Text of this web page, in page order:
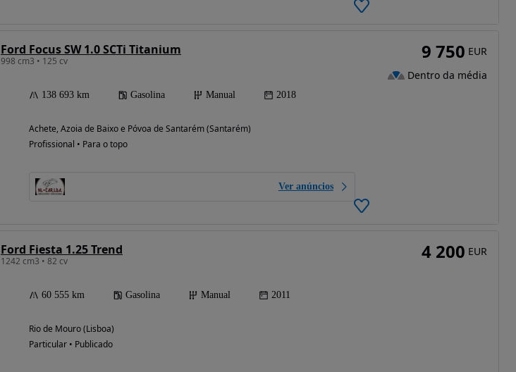
Possibilidade de
Ford Focus SW 1.0 SCTi Titanium
998 cm3 • 125 cv
138 693 km Gasolina Manual 2018
Achete, Azoia de Baixo e Póvoa de Santarém (Santarém)
Profissional • Para o topo
Ver anúncios
9 750 EUR
Dentro da média
Ford Fiesta 1.25 Trend
1242 cm3 • 82 cv
60 555 km Gasolina Manual 2011
Rio de Mouro (Lisboa)
Particular • Publicado
4 200 EUR